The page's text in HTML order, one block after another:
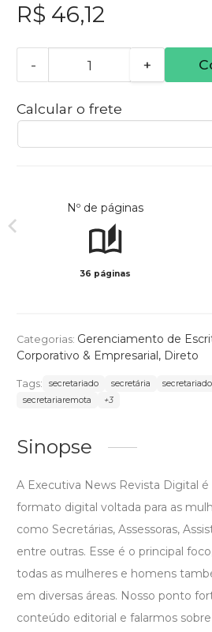
R$ 46,12
- +
Calcular o frete
Nº de páginas
36 páginas
Categorias: Gerenciamento de
Corporativo & Empresarial, Direto
Tags: secretariado secretária
secretariaremota
+3
Sinopse
A Executiva News Revista Digital
formato digital voltada para as
como Secretárias, Assessoras,
entre outras. Esse é o principal
todas as mulheres e homens
em diversas áreas. Nosso ponto
conteúdo editorial e falarmos